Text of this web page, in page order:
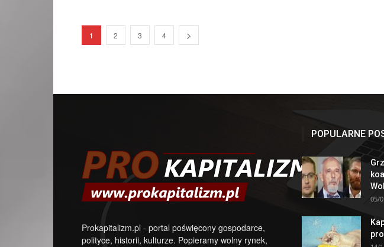
1 2 3 4
Prokapitalizm.pl - portal poświęcony gospodarce,
polityce, historii, kulturze. Popieramy wolny rynek,
POPULARNE
05/